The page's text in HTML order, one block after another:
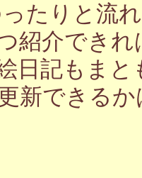
たりと流
紹介でき
日記もま
新できる